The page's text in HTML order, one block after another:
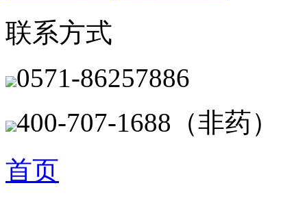
联系方式
0571-86257886
400-707-1688（非药）
首页